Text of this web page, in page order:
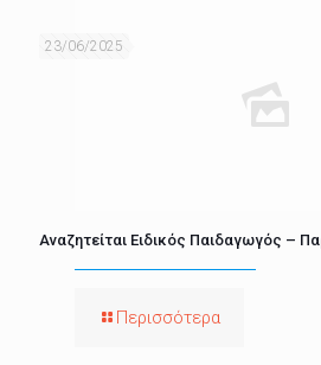
23/06/2025
Αναζητείται Ειδικός Παιδαγωγός –
Περισσότερα